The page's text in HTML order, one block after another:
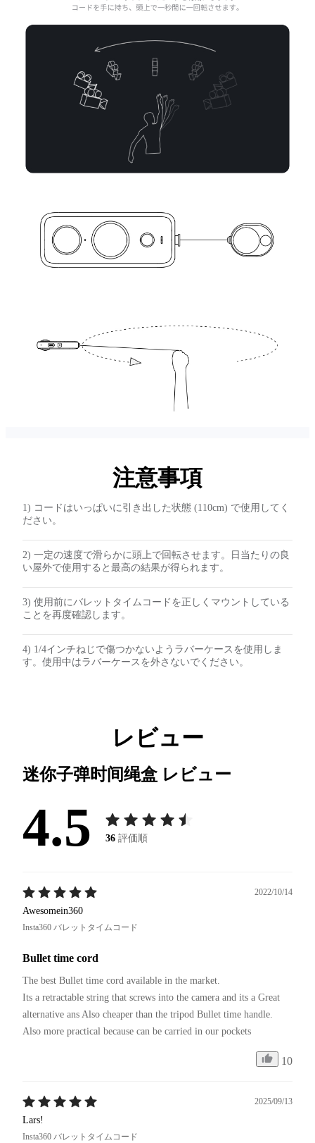
注意事項
1) コードはいっぱいに引き出した状態 (110cm) で使用してく
ださい。
2) 一定の速度で滑らかに頭上で回転させます。日当たりの良
い屋外で使用すると最高の結果が得られます。
3) 使用前にバレットタイムコードを正しくマウントしている
ことを再度確認します。
4) 1/4インチねじで傷つかないようラバーケースを使用しま
す。使用中はラバーケースを外さないでください。
レビュー
迷你子弹时间绳盒 レビュー
4.5 36 評価順
2022/10/14
Awesomein360
Insta360 バレットタイムコード
Bullet time cord
The best Bullet time cord available in the market.
Its a retractable string that screws into the camera and its a Great
alternative ans Also cheaper than the tripod Bullet time handle.
Also more practical because can be carried in our pockets
10
2025/09/13
Lars!
Insta360 バレットタイムコード